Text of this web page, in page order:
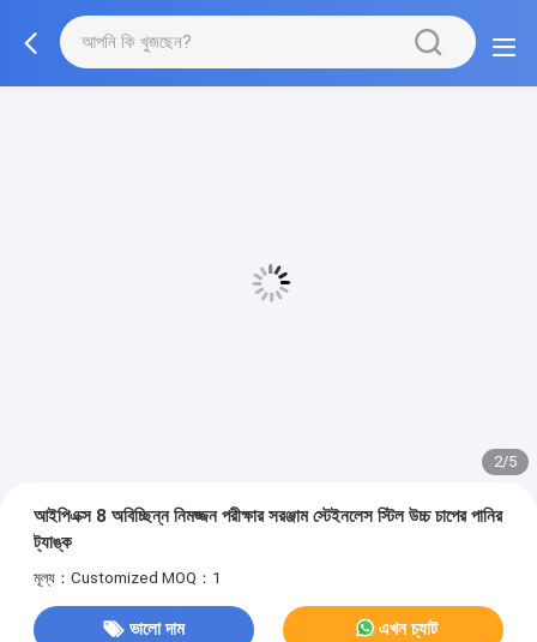
3/5
আইপিএক্স 8 অবিচ্ছিন্ন নিমজ্জন পরীক্ষার সরঞ্জাম স্টেইনলেস স্টিল উচ্চ চাপের পানির
ট্যাঙ্ক
মূল্য：Customized MOQ：1
ভালো দাম এখন চ্যাট